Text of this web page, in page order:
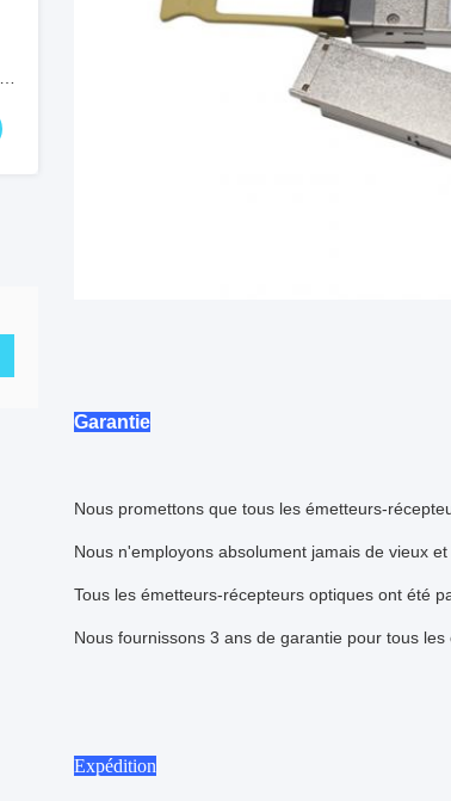
Garantie
Nous promettons que tous les émetteurs-
Nous n'employons absolument jamais de vieux
Tous les émetteurs-récepteurs optiques ont été
Nous fournissons 3 ans de garantie pour tous
Expédition